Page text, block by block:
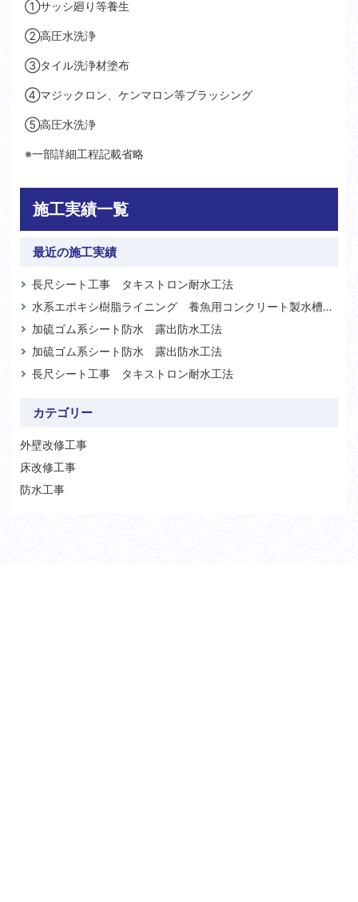
①サッシ廻り等養生
②高圧水洗浄
③タイル洗浄材塗布
④マジックロン、ケンマロン等ブラッシング
⑤高圧水洗浄
※一部詳細工程記載省略
施工実績一覧
最近の施工実績
長尺シート工事 タキストロン耐水工法
水系エポキシ樹脂ライニング 養魚用コンクリート製水槽内面エポプルーフ工法
加硫ゴム系シート防水 露出防水工法
加硫ゴム系シート防水 露出防水工法
長尺シート工事 タキストロン耐水工法
カテゴリー
外壁改修工事
床改修工事
防水工事